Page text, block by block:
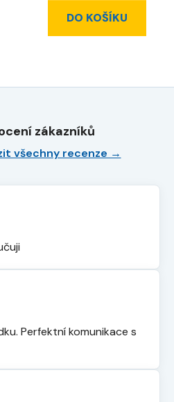
DO KOŠÍKU
zákazníků
všechny recenze →
5 z 5 hvězdiček.
5 z 5 hvězdiček.
Perfektní komunikace s